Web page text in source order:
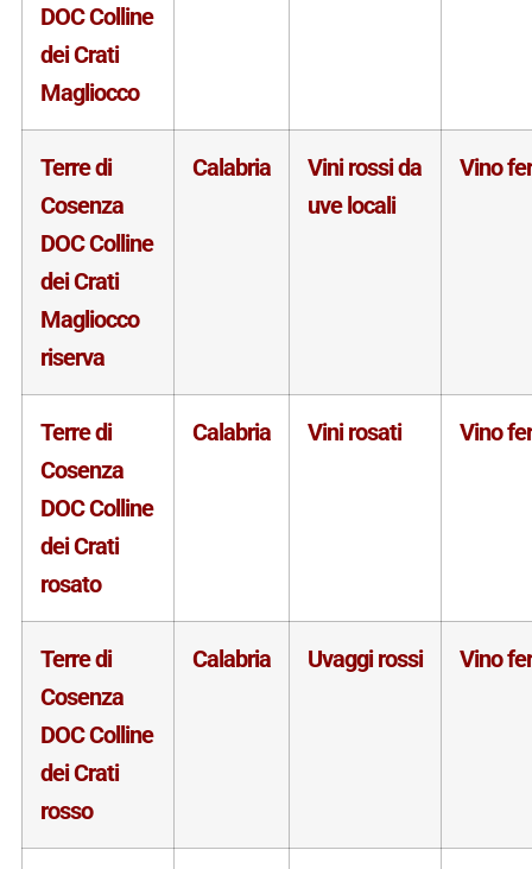
DOC Colline
dei Crati
Magliocco
Terre di
Cosenza
DOC Colline
dei Crati
Magliocco
riserva
Calabria
Vini rossi da
uve locali
Vino
Terre di
Cosenza
DOC Colline
dei Crati
rosato
Calabria Vini rosati Vino
Terre di
Cosenza
DOC Colline
dei Crati
rosso
Calabria Uvaggi rossi Vino